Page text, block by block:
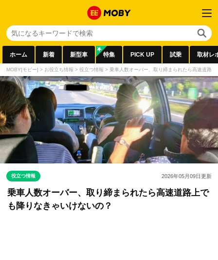
ホーム 新着 新型車 特集 PICK UP 試乗 取材レ
MOBY[モビー] > お役立ち情報 > 役立つ情報 > 乗車人数オーバー、取り締まられたら高速道路
役立つ情報 2026年05月09日更新
乗車人数オーバー、取り締まられたら高速道路上で
も降りなきゃいけないの？